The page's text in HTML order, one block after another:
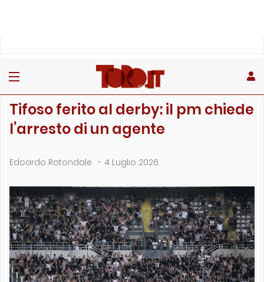
Tifoso ferito al derby: il pm chiede
l’arresto di un agente
Edoardo Rotondale - 4 Luglio 2026